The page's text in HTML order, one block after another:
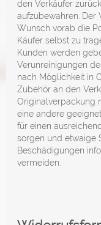
den Verkäufer
aufzubewahren. Der
Wunsch vorab die
Käufer selbst zu
Kunden werden
Verunreinigungen
nach Möglichkeit in
Zubehör an den
Originalverpackung
eine andere
für einen
sorgen und etwaige
Beschädigungen
vermeiden.